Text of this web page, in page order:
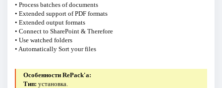
• Process batches of documents
• Extended support of PDF formats
• Extended output formats
• Connect to SharePoint & Therefore
• Use watched folders
• Automatically Sort your files
Особенности RePack'a:
Тип: установка.